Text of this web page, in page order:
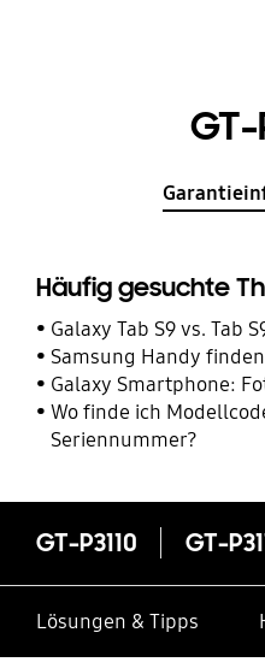
GT-
Häufig gesuchte
Galaxy Tab S9 vs. Tab
Samsung Handy
Galaxy Smartphone:
Wo finde ich
Seriennummer?
GT-P3110 GT-
Lösungen & Tipps